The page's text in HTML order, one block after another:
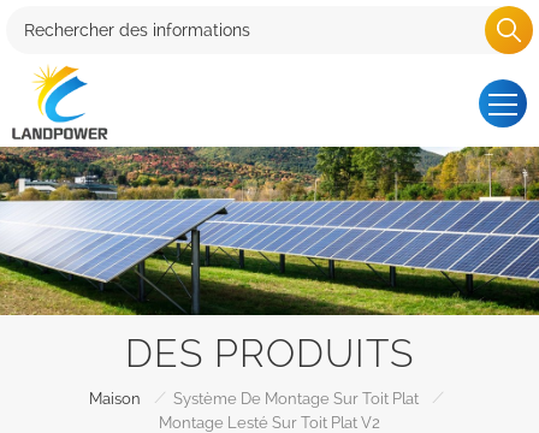
DES PRODUITS
Maison / Système De Montage Sur Toit Plat
/
Montage Lesté Sur Toit Plat V2